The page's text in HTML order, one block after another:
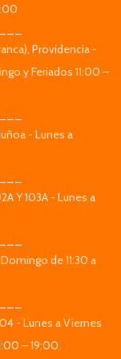
Providencia -
y Feriados 11:00 –
- Lunes a
Y 103A - Lunes a
de 11:30 a
- Lunes a Viernes
– 19:00